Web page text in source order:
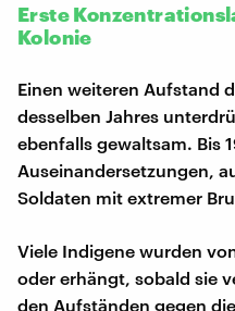
Erste
Kolonie
Einen weiteren Aufstand
desselben Jahres
ebenfalls gewaltsam. Bis
Auseinandersetzungen,
Soldaten mit extremer
Viele Indigene wurden
oder erhängt, sobald sie
den Aufständen gegen